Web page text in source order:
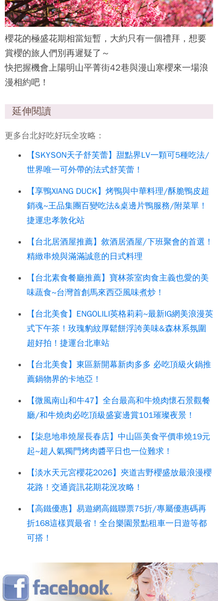
櫻花的極盛花期相當短暫，大約只有一個禮拜，想要
賞櫻的旅人們別再遲疑了～
快把握機會上陽明山平菁街42巷與漫山寒櫻來一場浪
漫相約吧！
延伸閱讀
更多台北好吃好玩全攻略：
【SKYSON天子舒芙蕾】甜點界LV一顆可5種吃法/
世界唯一可外帶的法式舒芙蕾！
【享鴨XIANG DUCK】烤鴨與中華料理/酥脆鴨皮超
銷魂~王品集團百變吃法&桌邊片鴨服務/附菜單！
捷運忠孝敦化站
【台北居酒屋推薦】敘酒居酒屋/下班聚會的首選！
精緻串燒與滿滿誠意的日式料理
【台北素食餐廳推薦】寶林茶室肉食主義也愛的美
味蔬食~台灣首創馬來西亞風味煮炒！
【台北美食】ENGOLILI英格莉莉~最新IG網美浪漫英
式下午茶！玫瑰豹紋厚鬆餅浮誇美味&森林系氛圍
超好拍！捷運台北車站
【台北美食】東區新開幕新肉多多 必吃頂級火鍋推
薦鍋物界的卡地亞！
【微風南山和牛47】全台最高和牛燒肉懷石景觀餐
廳/和牛燒肉必吃頂級盛宴邊賞101璀璨夜景！
【柒息地串燒屋長春店】中山區美食平價串燒19元
起~超人氣獨門烤肉醬平日也一位難求！
【淡水天元宮櫻花2026】夾道吉野櫻盛放最浪漫櫻
花路！交通資訊花期花況攻略！
【高鐵優惠】易遊網高鐵聯票75折/專屬優惠碼再
折168這樣買最省！全台樂園景點租車一日遊等都
可搭！